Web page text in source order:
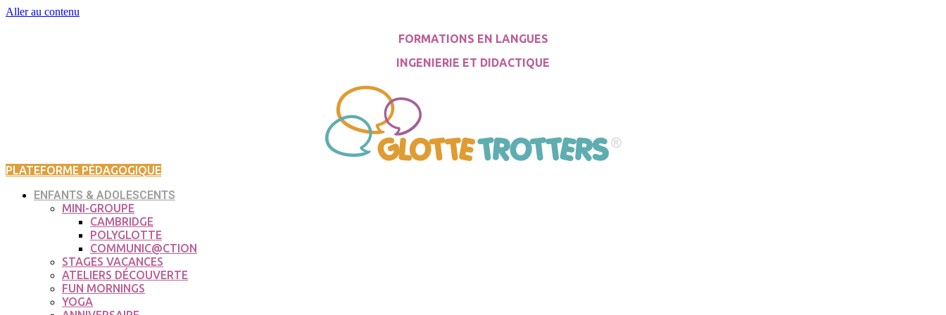
Aller au contenu
FORMATIONS EN LANGUES
INGENIERIE ET DIDACTIQUE
PLATEFORME PÉDAGOGIQUE
ENFANTS & ADOLESCENTS
MINI-GROUPE
CAMBRIDGE
POLYGLOTTE
COMMUNIC@CTION
STAGES VACANCES
ATELIERS DÉCOUVERTE
FUN MORNINGS
YOGA